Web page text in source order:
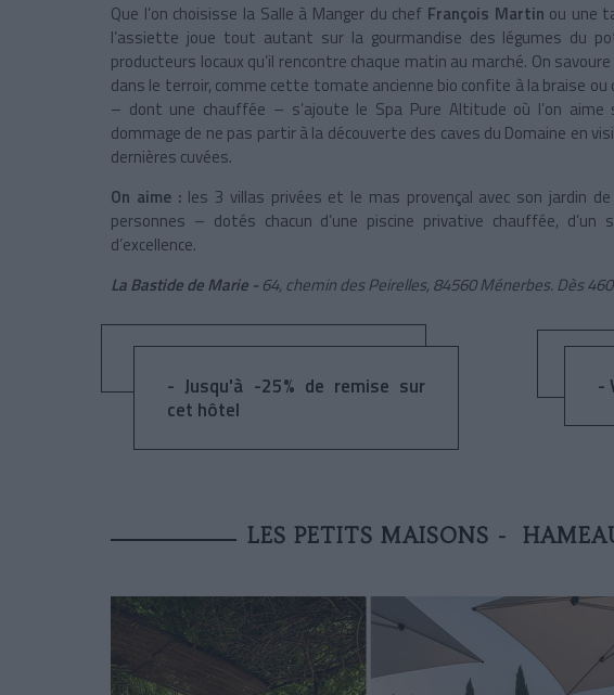
Que l’on choisisse la Salle à Manger du chef François Martin ou une
l’assiette joue tout autant sur la gourmandise des légumes du
producteurs locaux qu’il rencontre chaque matin au marché. On
dans le terroir, comme cette tomate ancienne bio confite à la braise ou
– dont une chauffée – s’ajoute le Spa Pure Altitude où l’on
dommage de ne pas partir à la découverte des caves du Domaine en
dernières cuvées.
On aime : les 3 villas privées et le mas provençal avec son jardin
personnes – dotés chacun d’une piscine privative chauffée, d’un
d’excellence.
La Bastide de Marie - 64, chemin des Peirelles, 84560 Ménerbes. Dès
- Jusqu'à -25% de remise sur
cet hôtel
-
LES PETITS MAISONS -